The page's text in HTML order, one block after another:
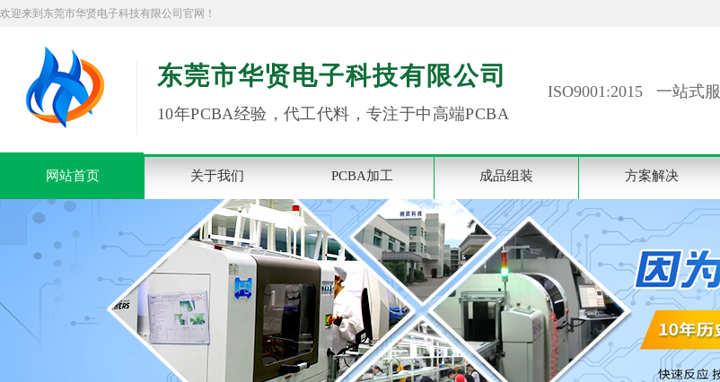
欢迎来到东莞市华贤电子科技有限公司官网！
东莞市华贤电子科技有限公司
10年PCBA经验，代工代料，专注于中高端PCBA
ISO9001:2015 一站式
网站首页 关于我们 PCBA加工 成品组装 方案解决